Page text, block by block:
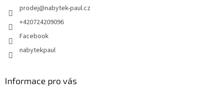
prodej@nabytek-paul.cz
+420724209096
Facebook
nabytekpaul
Informace pro vás